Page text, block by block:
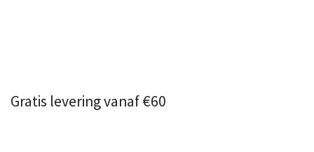
Gratis levering vanaf €60